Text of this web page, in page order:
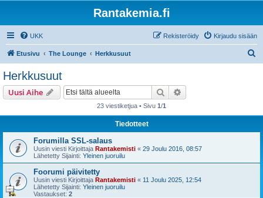
Rantakemia.fi
UKK Kirjaudu sisään
Rekisteröidy
Etusivu The Lounge Herkkusuut
Herkkusuut
Uusi Aihe Etsi
23 viestiketjua • Sivu 1/1
Tiedotteet
Forumilla SSL-salaus
Uusin viesti Kirjoittaja Rantakemisti « 29 Joulu 2016, 08:57
Lähetetty Sijainti: Yleinen juoruilu
Foorumi päivitetty
Uusin viesti Kirjoittaja Rantakemisti « 11 Joulu 2025, 12:54
Lähetetty Sijainti: Yleinen juoruilu
Vastaukset: 2